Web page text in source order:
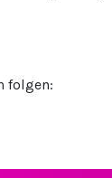
folgen: